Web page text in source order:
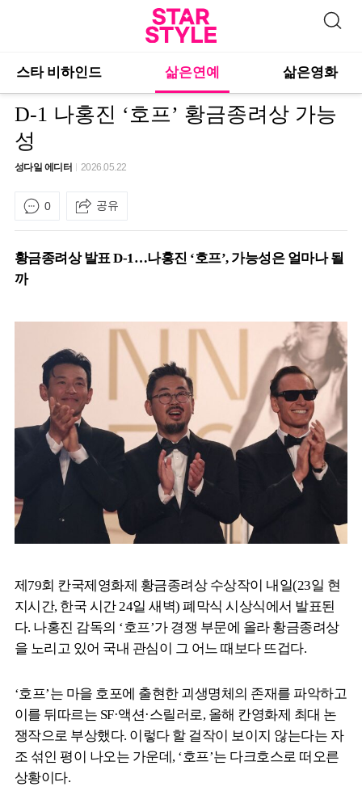
스타 비하인드 삶은연예 삶은영화
D-1 나홍진 ‘호프’ 황금종려상 가능
성
성다일 에디터 2026.05.22
0 공유
황금종려상 발표 D-1…나홍진 ‘호프’, 가능성은 얼마나 될
까
제79회 칸국제영화제 황금종려상 수상작이 내일(23일 현
지시간, 한국 시간 24일 새벽) 폐막식 시상식에서 발표된
다. 나홍진 감독의 ‘호프’가 경쟁 부문에 올라 황금종려상
을 노리고 있어 국내 관심이 그 어느 때보다 뜨겁다.
‘호프’는 마을 호포에 출현한 괴생명체의 존재를 파악하고
이를 뒤따르는 SF·액션·스릴러로, 올해 칸영화제 최대 논
쟁작으로 부상했다. 이렇다 할 걸작이 보이지 않는다는 자
조 섞인 평이 나오는 가운데, ‘호프’는 다크호스로 떠오른
상황이다.